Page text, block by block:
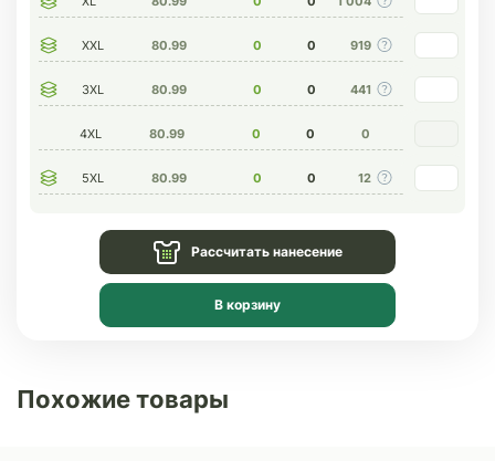
XXL 80.99 0 0 919
3XL 80.99 0 0 441
4XL 80.99 0 0 0
5XL 80.99 0 0 12
Рассчитать нанесение
В корзину
Похожие товары